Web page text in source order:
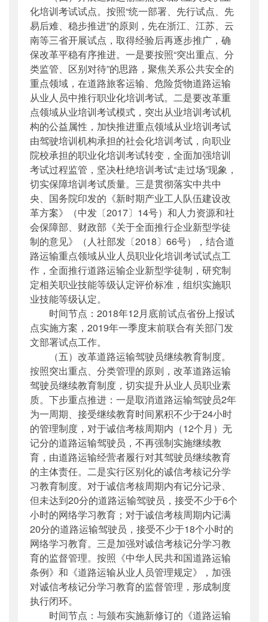
化培训考试试点。按照“统一部署、先行试点、先
易后难、稳步推进”的原则，先在浙江、江苏、云
南等三省开展试点，取得经验后再逐步推广，确
保改革平稳有序推进。一是要按照“突出重点、分
类监管、区别对待”的思路，聚焦关系公共安全的
重点领域，在道路旅客运输、危险货物道路运输
从业人员中推行职业化培训考试。二是要改革重
点领域从业培训考试模式，突出从业培训考试机
构的公益属性，加快推进重点领域从业培训考试
由驾驶培训机构承担的社会化培训考试，向职业
院校承担的职业化培训考试转变，全面加强培训
考试过程监管，坚决杜绝培训考试“走过场”现象，
切实保障培训考试质量。三是贯彻落实中共中
央、国务院印发的《新时期产业工人队伍建设改
革方案》（中发〔2017〕14号）和人力资源和社
会保障部、财政部《关于全面推行企业新型学徒
制的意见》（人社部发〔2018〕66号），结合道
路运输重点领域从业人员职业化培训考试试点工
作，全面推行道路运输企业新型学徒制，研究制
定相关职业技能等级认定评价标准，组织实施职
业技能等级认定。
时间节点：2018年12月底前试点省份上报试
点实施方案，2019年一季度末前联合有关部门发
文部署试点工作。
（五）改革道路运输驾驶员继续教育制度。
按照突出重点、分类管理的原则，改革道路运输
驾驶员继续教育制度，切实提升从业人员职业素
质。下步重点推进：一是取消道路运输驾驶员2年
为一周期、接受继续教育时间累积不少于24小时
的管理制度，对于诚信考核周期内（12个月）无
记分的道路运输驾驶员，不再强制实施继续教
育，由道路运输经营者履行对其驾驶员继续教育
的主体责任。二是实行区别化的诚信考核记分学
习教育制度。对于诚信考核周期内有记分记录、
但未达到20分的道路运输驾驶员，接受不少于6个
小时的网络学习教育；对于诚信考核周期内记满
20分的道路运输驾驶员，接受不少于18个小时的
网络学习教育。三是加强对诚信考核记分学习教
育的监督管理。按照《中华人民共和国道路运输
条例》和《道路运输从业人员管理规定》，加强
对诚信考核记分学习教育的监督管理，形成制度
执行闭环。
时间节点：与颁布实施新修订的《道路运输